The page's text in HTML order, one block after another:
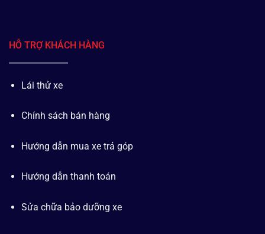
HỖ TRỢ KHÁCH HÀNG
Lái thử xe
Chính sách bán hàng
Hướng dẫn mua xe trả góp
Hướng dẫn thanh toán
Sửa chữa bảo dưỡng xe